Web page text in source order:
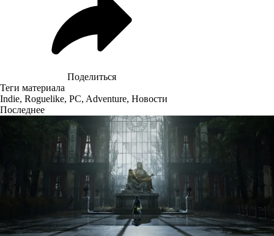
Поделиться
Теги материала
Indie, Roguelike, PC, Adventure, Новости
Последнее